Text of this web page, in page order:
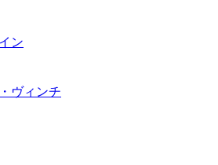
ン
ヴィンチ